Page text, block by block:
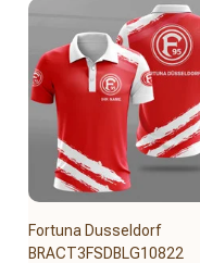
Fortuna Dusseldorf
BRACT3FSDBLG10822